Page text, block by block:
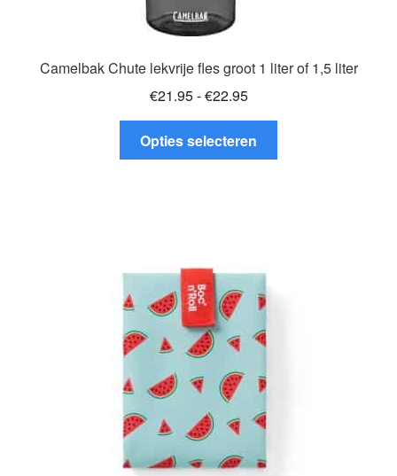
Camelbak Chute lekvrije fles groot 1 liter of 1,5 liter
€21.95-€22.95Prijsklasse:
€21.95
tot
€22.95
Opties selecteren